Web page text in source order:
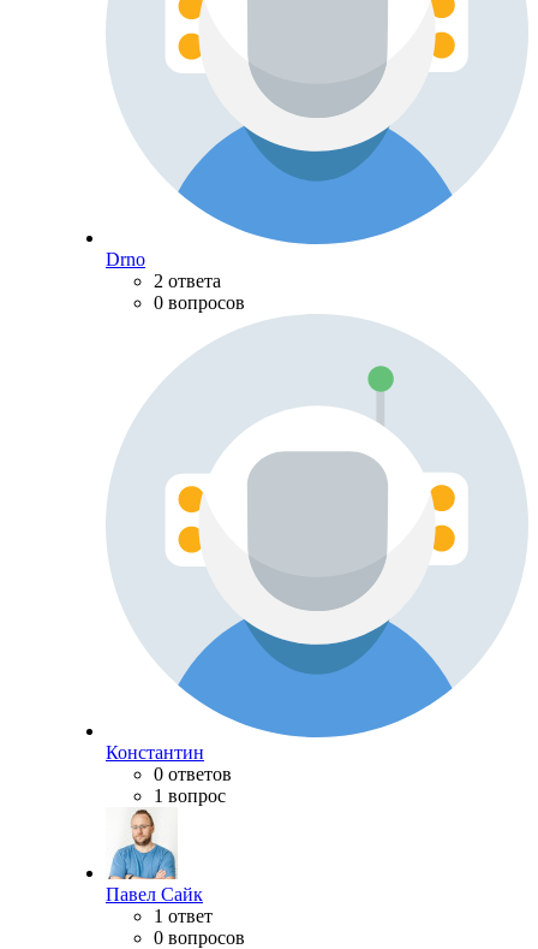
Drno
2 ответа
0 вопросов
Константин
0 ответов
1 вопрос
Павел Сайк
1 ответ
0 вопросов